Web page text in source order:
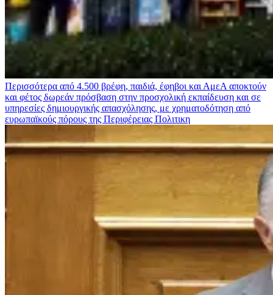
Περισσότερα από 4.500 βρέφη, παιδιά, έφηβοι και ΑμεΑ αποκτούν
και φέτος δωρεάν πρόσβαση στην προσχολική εκπαίδευση και σε
υπηρεσίες δημιουργικής απασχόλησης, με χρηματοδότηση από
ευρωπαϊκούς πόρους της Περιφέρειας Πολιτικη